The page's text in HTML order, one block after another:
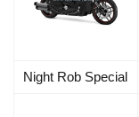
Night Rob Special